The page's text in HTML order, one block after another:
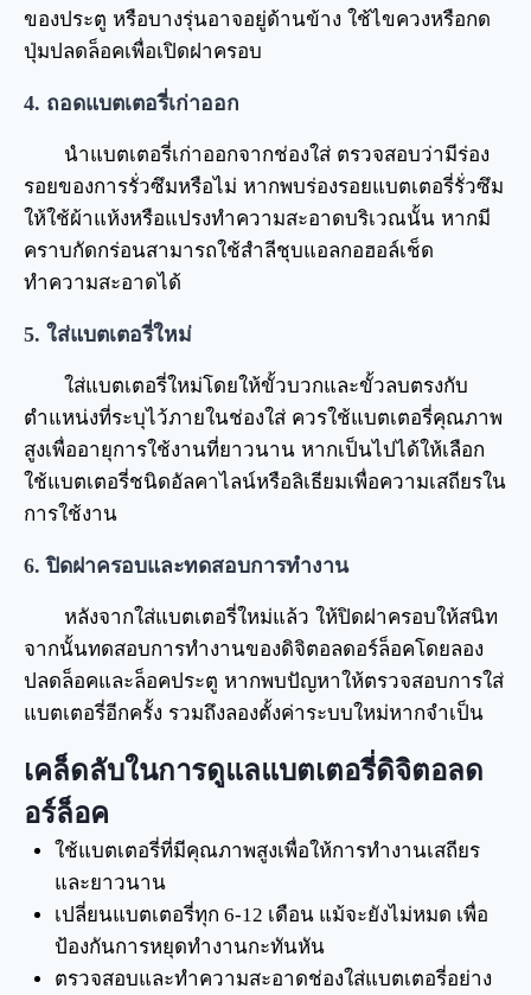
ของประตู หรือบางรุ่นอาจอยู่ด้านข้าง ใช้ไขควงหรือกด
ปุ่มปลดล็อคเพื่อเปิดฝาครอบ
4. ถอดแบตเตอรี่เก่าออก
นำแบตเตอรี่เก่าออกจากช่องใส่ ตรวจสอบว่ามีร่อง
รอยของการรั่วซึมหรือไม่ หากพบร่องรอยแบตเตอรี่รั่วซึม
ให้ใช้ผ้าแห้งหรือแปรงทำความสะอาดบริเวณนั้น หากมี
คราบกัดกร่อนสามารถใช้สำลีชุบแอลกอฮอล์เช็ด
ทำความสะอาดได้
5. ใส่แบตเตอรี่ใหม่
ใส่แบตเตอรี่ใหม่โดยให้ขั้วบวกและขั้วลบตรงกับ
ตำแหน่งที่ระบุไว้ภายในช่องใส่ ควรใช้แบตเตอรี่คุณภาพ
สูงเพื่ออายุการใช้งานที่ยาวนาน หากเป็นไปได้ให้เลือก
ใช้แบตเตอรี่ชนิดอัลคาไลน์หรือลิเธียมเพื่อความเสถียรใน
การใช้งาน
6. ปิดฝาครอบและทดสอบการทำงาน
หลังจากใส่แบตเตอรี่ใหม่แล้ว ให้ปิดฝาครอบให้สนิท
จากนั้นทดสอบการทำงานของดิจิตอลดอร์ล็อคโดยลอง
ปลดล็อคและล็อคประตู หากพบปัญหาให้ตรวจสอบการใส่
แบตเตอรี่อีกครั้ง รวมถึงลองตั้งค่าระบบใหม่หากจำเป็น
เคล็ดลับในการดูแลแบตเตอรี่ดิจิตอลด
อร์ล็อค
ใช้แบตเตอรี่ที่มีคุณภาพสูงเพื่อให้การทำงานเสถียร
และยาวนาน
เปลี่ยนแบตเตอรี่ทุก 6-12 เดือน แม้จะยังไม่หมด เพื่อ
ป้องกันการหยุดทำงานกะทันหัน
ตรวจสอบและทำความสะอาดช่องใส่แบตเตอรี่อย่าง